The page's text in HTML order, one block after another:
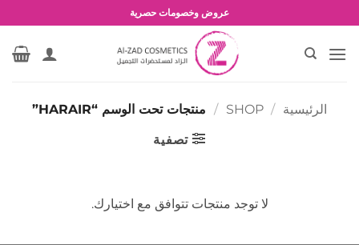
للمحتوى
عروض وخصومات حصرية
الرئيسية /
SHOP
/ منتجات تحت الوسم “HARAIR”
تصفية
لا توجد منتجات تتوافق مع اختيارك.